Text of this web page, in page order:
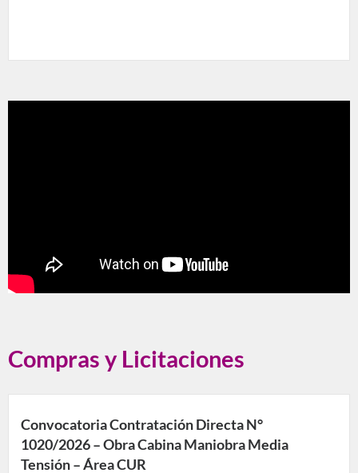
Compras y Licitaciones
Convocatoria Contratación Directa N°
1020/2026 – Obra Cabina Maniobra Media
Tensión – Área CUR